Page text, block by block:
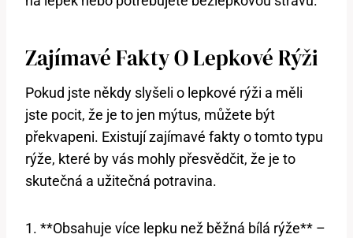
Zajímavé Fakty O Lepkové Rýži
Pokud jste někdy slyšeli o lepkové rýži a měli
jste pocit, že je to jen mýtus, můžete být
překvapeni. Existují zajímavé fakty o tomto typu
rýže, které by vás mohly přesvědčit, že je to
skutečná a užitečná potravina.
1. **Obsahuje více lepku než běžná bílá rýže** –